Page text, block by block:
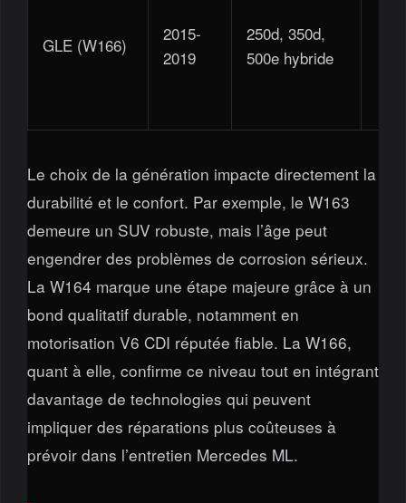
GLE (W166)
2015-
2019
250d, 350d,
500e hybride
Le choix de la génération impacte directement la
durabilité et le confort. Par exemple, le W163
demeure un SUV robuste, mais l’âge peut
engendrer des problèmes de corrosion sérieux.
La W164 marque une étape majeure grâce à un
bond qualitatif durable, notamment en
motorisation V6 CDI réputée fiable. La W166,
quant à elle, confirme ce niveau tout en intégrant
davantage de technologies qui peuvent
impliquer des réparations plus coûteuses à
prévoir dans l’entretien Mercedes ML.